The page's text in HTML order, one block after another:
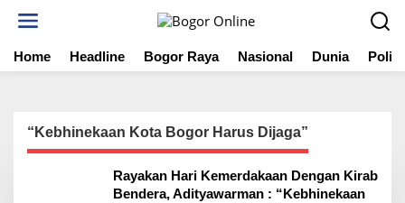
t
Home Headline Bogor Raya Nasional Dunia
“Kebhinekaan Kota Bogor Harus Dijaga”
Rayakan Hari Kemerdakaan Dengan Kirab
Bendera, Adityawarman : “Kebhinekaan